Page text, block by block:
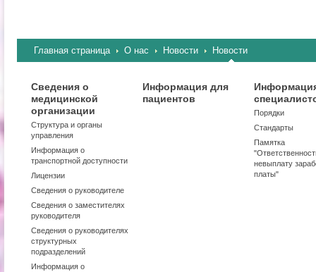
Главная страница О нас Новости Новости
Сведения о
медицинской
организации
Структура и органы
управления
Информация о
транспортной доступности
Лицензии
Сведения о руководителе
Сведения о заместителях
руководителя
Сведения о руководителях
структурных
подразделений
Информация о
Информация для
пациентов
Порядки
Стандарты
Памятка
невыплату
платы"